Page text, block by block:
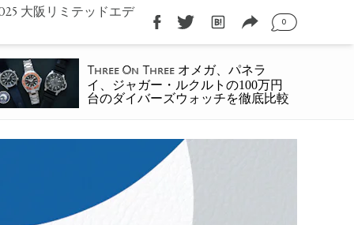
大阪リミテッドエデ
0
Three On Threeオメガ、パネラ
イ、ジャガー・ルクルトの100万円
台のダイバーズウォッチを徹底比較